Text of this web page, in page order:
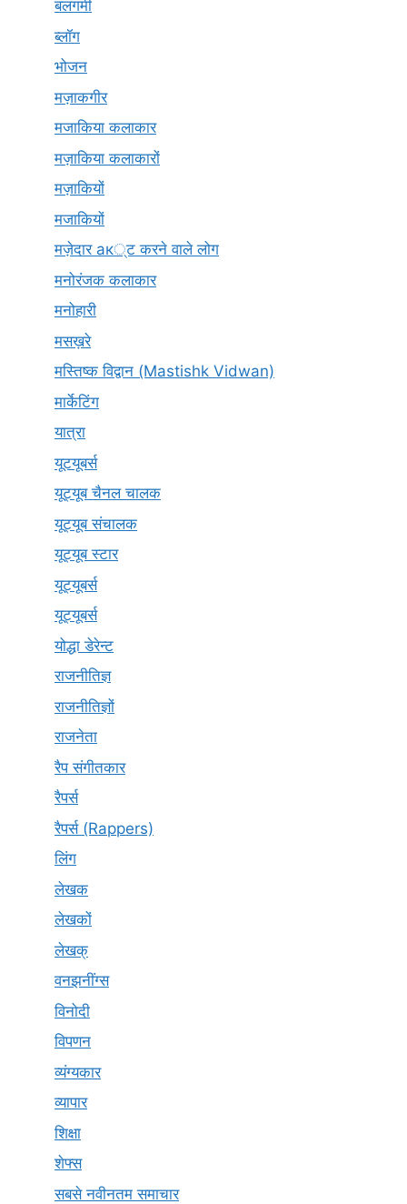
बलगमी
ब्लॉग
भोजन
मज़ाकगीर
मजाकिया कलाकार
मज़ाकिया कलाकारों
मज़ाकियों
मजाकियों
मज़ेदार ак्ट करने वाले लोग
मनोरंजक कलाकार
मनोहारी
मसख़रे
मस्तिष्क विद्वान (Mastishk Vidwan)
मार्केटिंग
यात्रा
यूटयूबर्स
यूट्यूब चैनल चालक
यूट्यूब संचालक
यूट्यूब स्टार
यूट्यूबर्स
यूट्‍यूबर्स
योद्धा डेरेन्ट
राजनीतिज्ञ
राजनीतिज्ञों
राजनेता
रैप संगीतकार
रैपर्स
रैपर्स (Rappers)
लिंग
लेखक
लेखकों
लेखक्
वनझनींग्स
विनोदी
विपणन
व्यंग्यकार
व्यापार
शिक्षा
शेफ्स
सबसे नवीनतम समाचार